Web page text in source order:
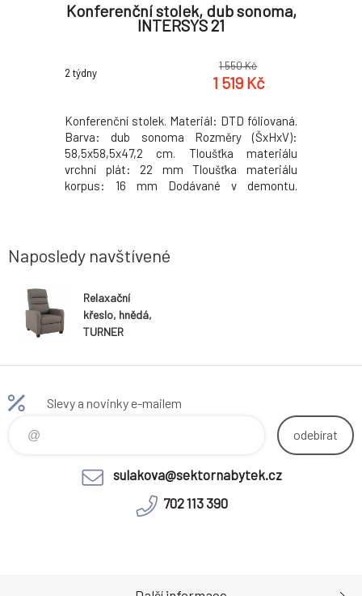
Konferenční stolek, dub sonoma,
INTERSYS 21
2 týdny
1 550 Kč
1 519 Kč
Konferenční stolek. Materiál: DTD fóliovaná.
Barva: dub sonoma Rozměry (ŠxHxV):
58,5x58,5x47,2 cm. Tloušťka materiálu
vrchní plát: 22 mm Tloušťka materiálu
korpus: 16 mm Dodávané v demontu.
Naposledy navštívené
Relaxační
křeslo, hnědá,
TURNER
Slevy a novinky e-mailem
odebírat
sulakova@sektornabytek.cz
702 113 390